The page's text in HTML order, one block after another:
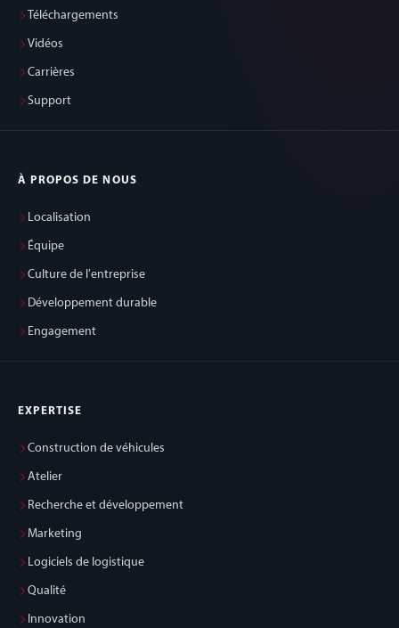
Téléchargements
Vidéos
Carrières
Support
À PROPOS DE NOUS
Localisation
Équipe
Culture de l'entreprise
Développement durable
Engagement
EXPERTISE
Construction de véhicules
Atelier
Recherche et développement
Marketing
Logiciels de logistique
Qualité
Innovation